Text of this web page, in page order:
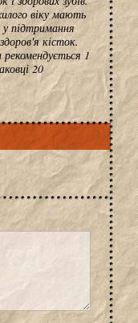
віку мають
у підтримання
кісток.
1
20